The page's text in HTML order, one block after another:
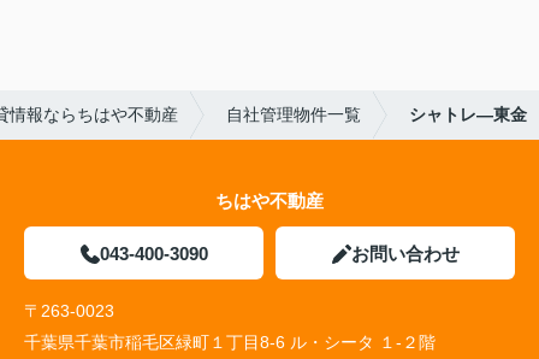
情報ならちはや不動産 自社管理物件一覧 シャトレ―東金
ちはや不動産
043-400-3090 お問い合わせ
〒263-0023
千葉県千葉市稲毛区緑町１丁目8-6 ル・シータ １-２階